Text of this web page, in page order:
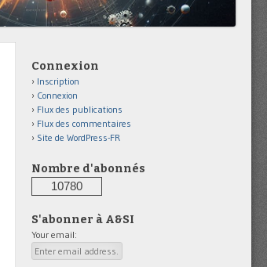
Connexion
Inscription
Connexion
Flux des publications
Flux des commentaires
Site de WordPress-FR
Nombre d'abonnés
10780
S'abonner à A&SI
Your email: